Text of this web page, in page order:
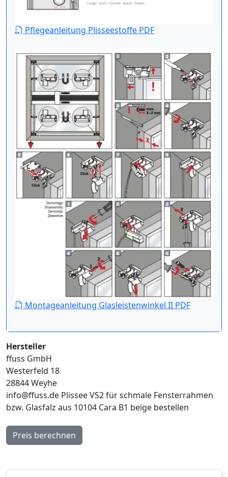
Pflegeanleitung Plisseestoffe PDF
Montageanleitung Glasleistenwinkel II PDF
Hersteller
ffuss GmbH
Westerfeld 18
28844 Weyhe
info@ffuss.de Plissee VS2 für schmale Fensterrahmen
bzw. Glasfalz aus 10104 Cara B1 beige bestellen
Preis berechnen